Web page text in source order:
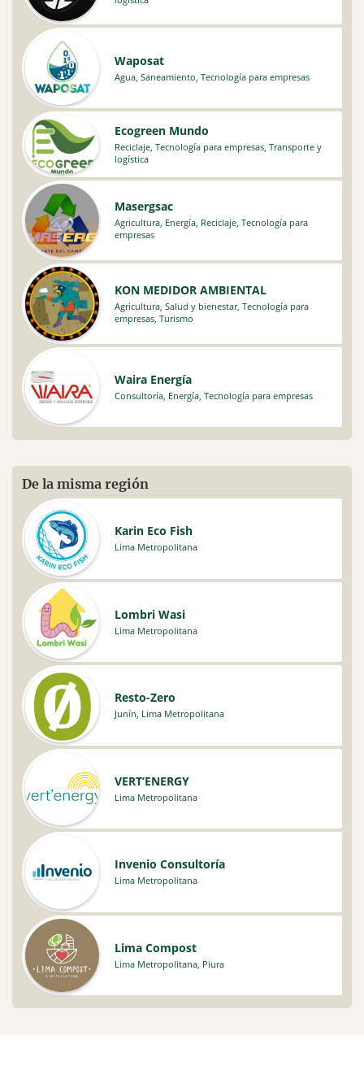
Waposat
Agua, Saneamiento Tecnología para empresas
Ecogreen Mundo
Reciclaje, Tecnología para empresas, Transporte y
logística
Masergsac
Agricultura, Energía, Reciclaje, Tecnología para
empresas
KON MEDIDOR AMBIENTAL
Agricultura, Salud y bienestar, Tecnología para
empresas, Turismo
Waira Energía
Consultoría, Energía, Tecnología para empresas
De la misma región
Karin Eco Fish
Lima Metropolitana
Lombri Wasi
Lima Metropolitana
Resto-Zero
Junín, Lima Metropolitana
VERT’ENERGY
Lima Metropolitana
Invenio Consultoría
Lima Metropolitana
Lima Compost
Lima Metropolitana, Piura